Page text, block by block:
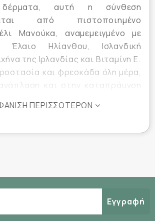
δέρματα, αυτή η σύνθεση
από πιστοποιημένο
Μανούκα, αναμεμειγμένο με
Ηλίανθου, Ισλανδική
της Ιρλανδίας και Βιταμίνη Ε.
και φρεσκάδα όλη μέρα,
και στην καταπράυνση
& αποτελεσματική λύση, με
και αναδομεί την
προστασία και φρεσκάδα όλη
ΠΕΡΙΣΣΌΤΕΡΩΝ
Εγγραφή